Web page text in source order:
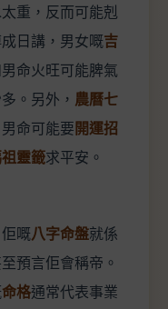
重，反而可能剋
日講，男女嘅吉
命火旺可能脾氣
。另外， 農曆七
命可能要開運招
靈籤求平安。
佢嘅八字命盤就係
預言佢會稱帝。
命格通常代表事業